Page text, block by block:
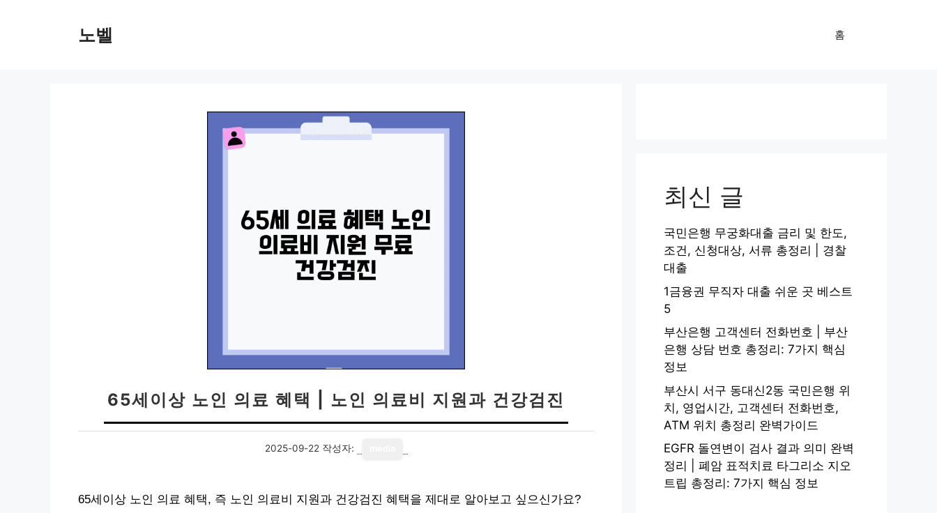
노벨 홈
65세이상 노인 의료 혜택 | 노인 의료비 지원과 건강검진
2025-09-22 작성자:
65세이상 노인 의료 혜택, 즉 노인 의료비 지원과 건강검진 혜택을 제대로 알아보고 싶으신가요?
최신 글
국민은행 무궁화대출 금리 및 한도,
조건, 신청대상, 서류 총정리 | 경찰
대출
1금융권 무직자 대출 쉬운 곳 베스트
5
부산은행 고객센터 전화번호 | 부산
은행 상담 번호 총정리: 7가지 핵심
정보
부산시 서구 동대신2동 국민은행 위
치, 영업시간, 고객센터 전화번호,
ATM 위치 총정리 완벽가이드
EGFR 돌연변이 검사 결과 의미 완벽
정리 | 폐암 표적치료 타그리소 지오
트립 총정리: 7가지 핵심 정보